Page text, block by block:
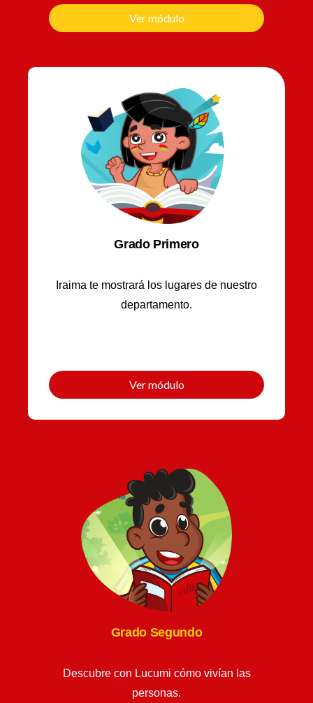
Ver módulo
Grado Primero
Iraima te mostrará los lugares de nuestro
departamento.
Ver módulo
Grado Segundo
Descubre con Lucumi cómo vivían las
personas.